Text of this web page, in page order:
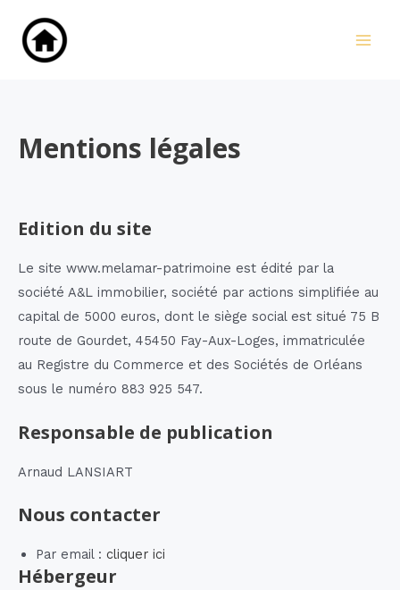
contenu
Mentions légales
Edition du site
Le site www.melamar-patrimoine est édité par la
société A&L immobilier, société par actions simplifiée au
capital de 5000 euros, dont le siège social est situé 75 B
route de Gourdet, 45450 Fay-Aux-Loges, immatriculée
au Registre du Commerce et des Sociétés de Orléans
sous le numéro 883 925 547.
Responsable de publication
Arnaud LANSIART
Nous contacter
Par email : cliquer ici
Hébergeur